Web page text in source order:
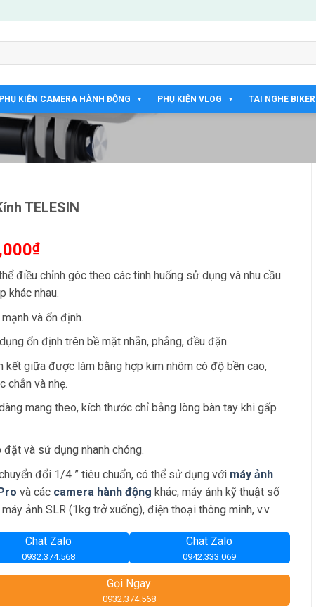
PHỤ KIỆN CAMERA HÀNH ĐỘNG PHỤ KIỆN VLOG TAI NGHE BIKER
TELESIN
₫
điều chỉnh góc theo các tình huống sử dụng và nhu cầu
khác nhau.
và ổn định.
ổn định trên bề mặt nhẵn, phẳng, đều đặn.
kết giữa được làm bằng hợp kim nhôm có độ bền cao,
chắn và nhẹ.
mang theo, kích thước chỉ bằng lòng bàn tay khi gấp
đặt và sử dụng nhanh chóng.
đổi 1/4 ” tiêu chuẩn, có thể sử dụng với máy ảnh
và các camera hành động khác, máy ảnh kỹ thuật số
máy ảnh SLR (1kg trở xuống), điện thoại thông minh, v.v.
Chat Zalo
0932.374.568
Chat Zalo
0942.333.069
Gọi Ngay
0932.374.568